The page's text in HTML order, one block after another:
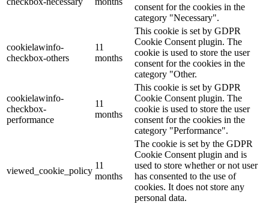
consent for the cookies in the
category "Necessary".
cookielawinfo-
checkbox-others
11
months
This cookie is set by GDPR
Cookie Consent plugin. The
cookie is used to store the user
consent for the cookies in the
category "Other.
cookielawinfo-
checkbox-
performance
11
months
This cookie is set by GDPR
Cookie Consent plugin. The
cookie is used to store the user
consent for the cookies in the
category "Performance".
viewed_cookie_policy
11
months
The cookie is set by the GDPR
Cookie Consent plugin and is
used to store whether or not user
has consented to the use of
cookies. It does not store any
personal data.